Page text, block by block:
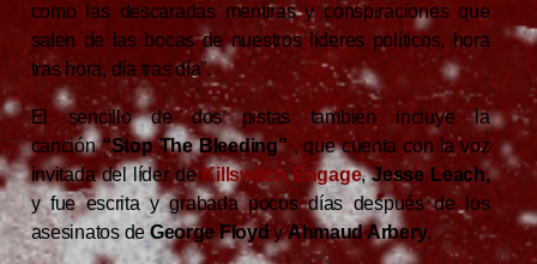
como las descaradas mentiras y conspiraciones que
salen de las bocas de nuestros líderes políticos, hora
tras hora, día tras día”.
El sencillo de dos pistas también incluye la
canción“Stop The Bleeding” , que cuenta con la voz
invitada del líder de Killswitch Engage,Jesse Leach,
y fue escrita y grabada pocos días después de los
asesinatos deGeorge Floyd yAhmaud Arbery.